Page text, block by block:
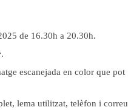
de 16.30h a 20.30h.
.
escanejada en color que pot
lema utilitzat, telèfon i correu